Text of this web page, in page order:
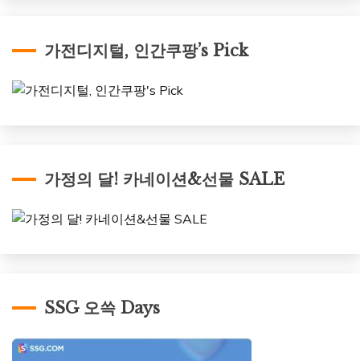
가전디지털, 인간쿠팡’s Pick
가정의 달! 카네이션&선물 SALE
SSG 오쓱 Days